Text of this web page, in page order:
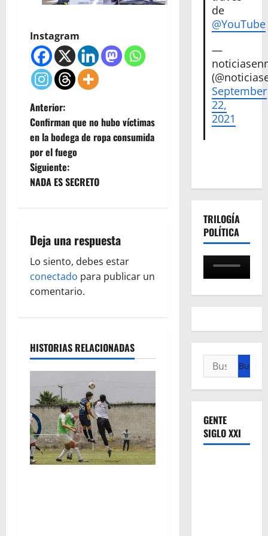
Instagram
N
a
v
e
a
c
i
n
d
e
n
t
Anterior:
Confirman que no hubo víctimas
en la bodega de ropa consumida
por el fuego
Siguiente:
NADA ES SECRETO
Deja una respuesta
Lo siento, debes estar
conectado para publicar un
comentario.
HISTORIAS RELACIONADAS
de
@YouTube
—
September
22,
2021
TRILOGÍA
POLÍTICA
Buscar:
GENTE
SIGLO XXI